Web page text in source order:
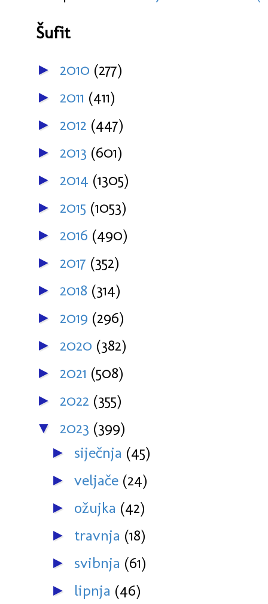
Šufit
► 2010 (277)
► 2011 (411)
► 2012 (447)
► 2013 (601)
► 2014 (1305)
► 2015 (1053)
► 2016 (490)
► 2017 (352)
► 2018 (314)
► 2019 (296)
► 2020 (382)
► 2021 (508)
► 2022 (355)
▼ 2023 (399)
► siječnja (45)
► veljače (24)
► ožujka (42)
► travnja (18)
► svibnja (61)
► lipnja (46)